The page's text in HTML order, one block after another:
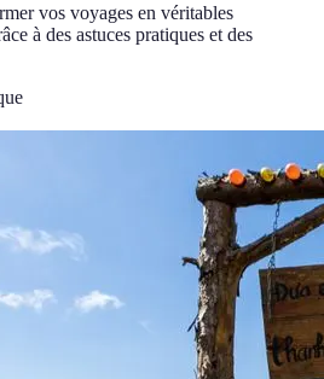
vos voyages en véritables
à des astuces pratiques et des